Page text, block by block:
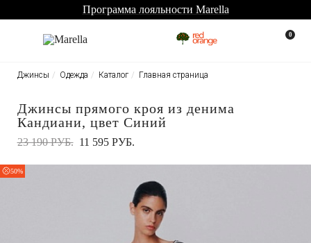
Программа лояльности Marella
0
Главная страница
Каталог
Одежда
Джинсы
Джинсы прямого кроя из денима
Кандиани, цвет Синий
23 190 РУБ. 11 595 РУБ.
50%